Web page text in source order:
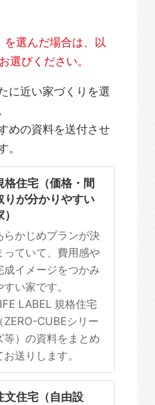
を選んだ場合は、以
選びください。
に近い家づくりを選
めの資料を送付させ
。
注文住宅
まっていない
格住宅（価格・間
りが分かりやすい
らかじめプランが決
っていて、費用感や
成イメージをつかみ
すい家です。
LABEL 規格住宅
（ZERO-CUBEシリー
等）の資料をまとめ
お送りします。
文住宅（自由設